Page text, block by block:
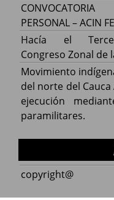
CONVOCATORIA
PERSONAL – ACIN
Hacía el
Congreso Zonal de
Movimiento
del norte del
ejecución
paramilitares.
copyright@